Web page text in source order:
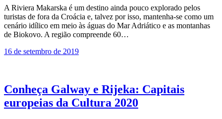
A Riviera Makarska é um destino ainda pouco explorado pelos
turistas de fora da Croácia e, talvez por isso, mantenha-se como um
cenário idílico em meio às águas do Mar Adriático e as montanhas
de Biokovo. A região compreende 60…
16 de setembro de 2019
Conheça Galway e Rijeka: Capitais
europeias da Cultura 2020